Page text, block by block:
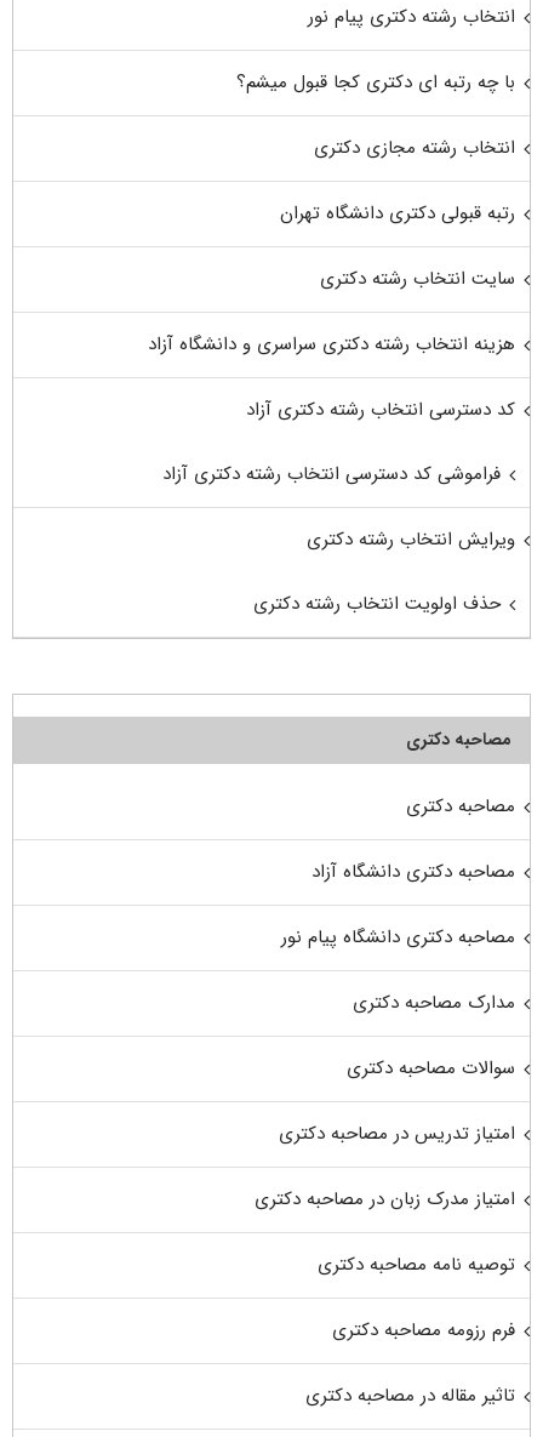
انتخاب رشته دکتری پیام نور
با چه رتبه ای دکتری کجا قبول میشم؟
انتخاب رشته مجازی دکتری
رتبه قبولی دکتری دانشگاه تهران
سایت انتخاب رشته دکتری
هزینه انتخاب رشته دکتری سراسری و دانشگاه آزاد
کد دسترسی انتخاب رشته دکتری آزاد
فراموشی کد دسترسی انتخاب رشته دکتری آزاد
ویرایش انتخاب رشته دکتری
حذف اولویت انتخاب رشته دکتری
مصاحبه دکتری
مصاحبه دکتری
مصاحبه دکتری دانشگاه آزاد
مصاحبه دکتری دانشگاه پیام نور
مدارک مصاحبه دکتری
سوالات مصاحبه دکتری
امتیاز تدریس در مصاحبه دکتری
امتیاز مدرک زبان در مصاحبه دکتری
توصیه نامه مصاحبه دکتری
فرم رزومه مصاحبه دکتری
تاثیر مقاله در مصاحبه دکتری